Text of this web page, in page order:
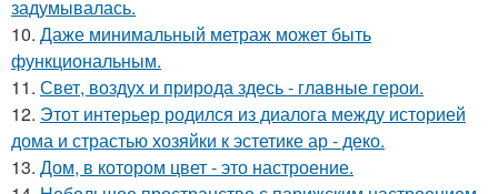
задумывалась.
10. Даже минимальный метраж может быть
функциональным.
11. Свет, воздух и природа здесь - главные герои.
12. Этот интерьер родился из диалога между историей
дома и страстью хозяйки к эстетике ар - деко.
13. Дом, в котором цвет - это настроение.